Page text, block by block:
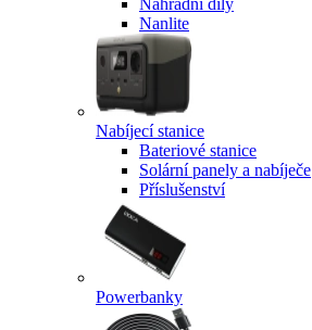
Náhradní díly
Nanlite
Nabíjecí stanice
Bateriové stanice
Solární panely a nabíječe
Příslušenství
Powerbanky